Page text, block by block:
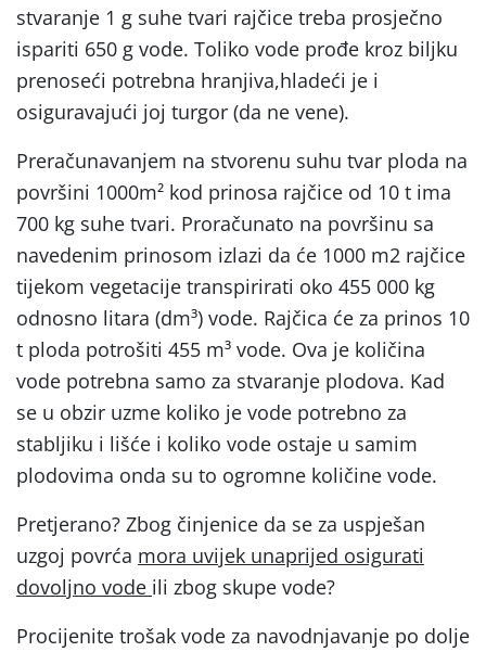
stvaranje 1 g suhe tvari rajčice treba prosječno
ispariti 650 g vode. Toliko vode prođe kroz biljku
prenoseći potrebna hranjiva,hladeći je i
osiguravajući joj turgor (da ne vene).
Preračunavanjem na stvorenu suhu tvar ploda na
površini 1000m² kod prinosa rajčice od 10 t ima
700 kg suhe tvari. Proračunato na površinu sa
navedenim prinosom izlazi da će 1000 m2 rajčice
tijekom vegetacije transpirirati oko 455 000 kg
odnosno litara (dm³) vode. Rajčica će za prinos 10
t ploda potrošiti 455 m³ vode. Ova je količina
vode potrebna samo za stvaranje plodova. Kad
se u obzir uzme koliko je vode potrebno za
stabljiku i lišće i koliko vode ostaje u samim
plodovima onda su to ogromne količine vode.
Pretjerano? Zbog činjenice da se za uspješan
uzgoj povrća mora uvijek unaprijed osigurati
dovoljno vode ili zbog skupe vode?
Procijenite trošak vode za navodnjavanje po dolje